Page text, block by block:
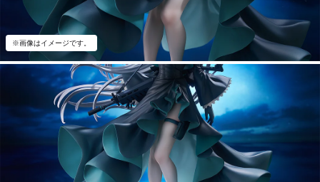
※画像はイメージです。